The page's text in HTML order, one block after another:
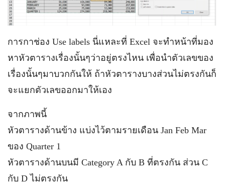
การกาช่อง Use labels นี่แหละที่ Excel จะทำหน้าที่มอง
หาหัวตารางเรื่องนั้นๆว่าอยู่ตรงไหน เพื่อนำตัวเลขของ
เรื่องนั้นๆมาบวกกันให้ ถ้าหัวตารางบางส่วนไม่ตรงกันก็
จะแยกตัวเลขออกมาให้เอง
จากภาพนี้
หัวตารางด้านข้าง แบ่งไว้ตามรายเดือน Jan Feb Mar
ของ Quarter 1
หัวตารางด้านบนมี Category A กับ B ที่ตรงกัน ส่วน C
กับ D ไม่ตรงกัน